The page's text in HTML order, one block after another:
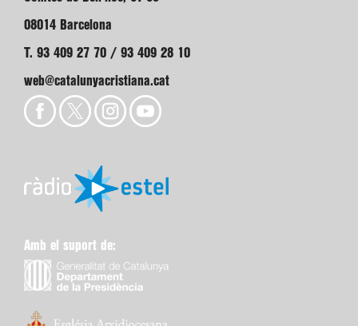
08014 Barcelona
T. 93 409 27 70 / 93 409 28 10
web@catalunyacristiana.cat
Amb el suport de: